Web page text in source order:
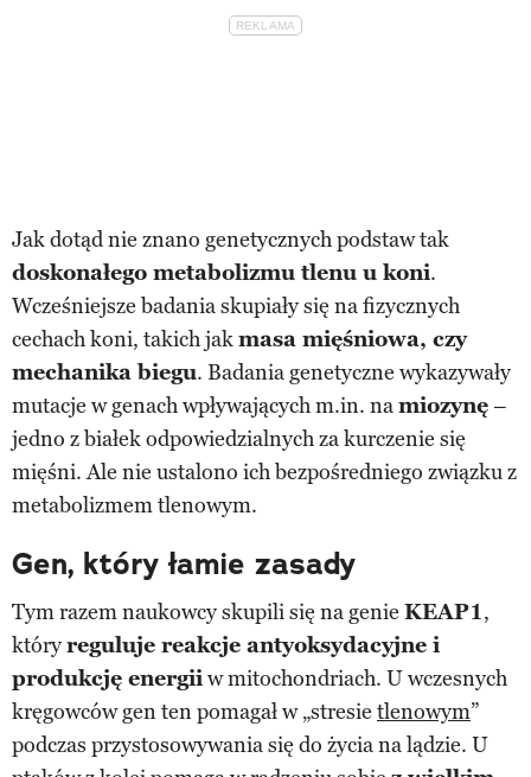
Jak dotąd nie znano genetycznych podstaw tak
doskonałego metabolizmu tlenu u koni.
Wcześniejsze badania skupiały się na fizycznych
cechach koni, takich jakmasa mięśniowa, czy
mechanika biegu. Badania genetyczne wykazywały
mutacje w genach wpływających m.in. namiozynę–
jedno z białek odpowiedzialnych za kurczenie się
mięśni. Ale nie ustalono ich bezpośredniego związku z
metabolizmem tlenowym.
Gen, który łamie zasady
Tym razem naukowcy skupili się na genie KEAP1,
któryreguluje reakcje antyoksydacyjne i
produkcję energiiw mitochondriach. U wczesnych
kręgowców gen ten pomagał w „stresie tlenowym”
podczas przystosowywania się do życia na lądzie. U